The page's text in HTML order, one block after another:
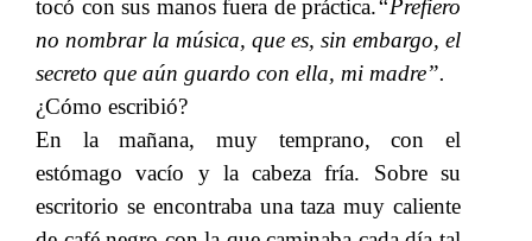
tocó con sus manos fuera de práctica.“Prefiero
no nombrar la música, que es, sin embargo, el
secreto que aún guardo con ella, mi madre”.
¿Cómo escribió?
En la mañana, muy temprano, con el
estómago vacío y la cabeza fría. Sobre su
escritorio se encontraba una taza muy caliente